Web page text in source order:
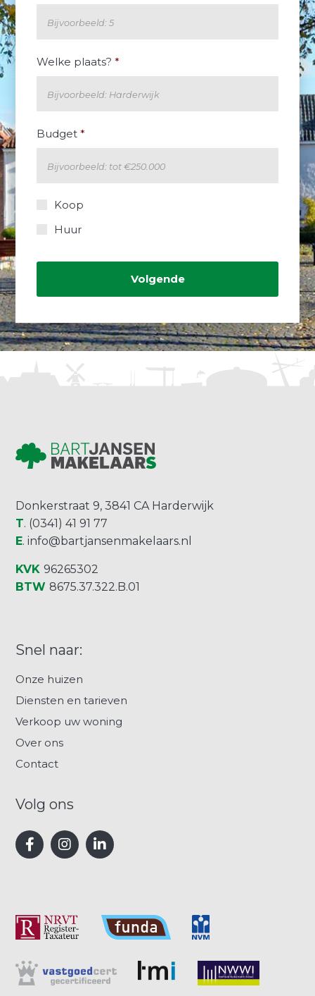
Welke plaats? *
Budget *
Koop
of
huur?
Koop
Huur
Donkerstraat 9, 3841 CA Harderwijk
T. (0341) 41 91 77
E.info@bartjansenmakelaars.nl
KVK96265302
BTW8675.37.322.B.01
Snel naar:
Onze huizen
Diensten en tarieven
Verkoop uw woning
Over ons
Contact
Volg ons